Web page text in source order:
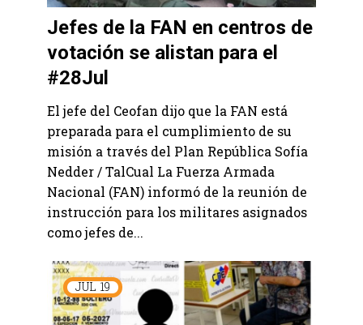
Jefes de la FAN en centros de
votación se alistan para el
#28Jul
El jefe del Ceofan dijo que la FAN está
preparada para el cumplimiento de su
misión a través del Plan República Sofía
Nedder / TalCual La Fuerza Armada
Nacional (FAN) informó de la reunión de
instrucción para los militares asignados
como jefes de...
JUL 19